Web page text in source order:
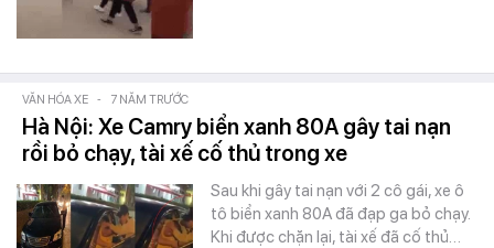
VĂN HÓA XE - 7 NĂM TRƯỚC
Hà Nội: Xe Camry biển xanh 80A gây tai nạn
rồi bỏ chạy, tài xế cố thủ trong xe
Sau khi gây tai nạn với 2 cô gái, xe ô
tô biển xanh 80A đã đạp ga bỏ chạy.
Khi được chặn lại, tài xế đã cố thủ…